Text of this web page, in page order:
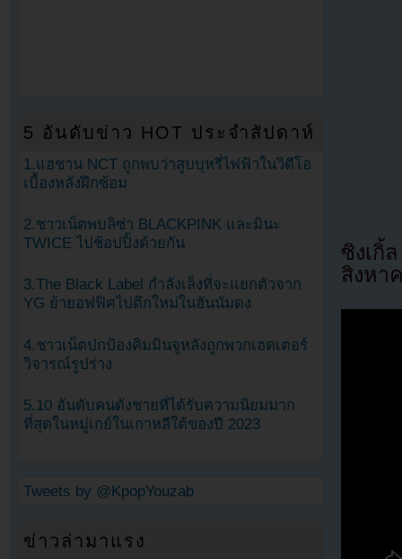
ซิงเกิ้
สิงหา
5 อันดับข่าว HOT ประจำสัปดาห์
1.แฮชาน NCT ถูกพบว่าสูบบุหรี่ไฟฟ้าในวิดีโอ
เบื้องหลังฝึกซ้อม
2.ชาวเน็ตพบลิซ่า BLACKPINK และมินะ
TWICE ไปช้อปปิ้งด้วยกัน
3.The Black Label กำลังเล็งที่จะแยกตัวจาก
YG ย้ายอฟฟิศไปตึกใหม่ในฮันนัมดง
4.ชาวเน็ตปกป้องคิมมินจูหลังถูกพวกเฮดเตอร์
วิจารณ์รูปร่าง
5.10 อันดับคนดังชายที่ได้รับความนิยมมาก
ที่สุดในหมู่เกย์ในเกาหลีใต้ของปี 2023
Tweets by @KpopYouzab
ข่าวล่ามาแรง